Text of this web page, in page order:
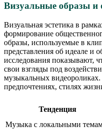
Визуальные образы и
Визуальная эстетика в
формирование
образы, используемые в
представления об идеале и
исследования показывают,
свои взгляды под
музыкальных
предпочтениях, стилях
Тенденция
Музыка с локальными